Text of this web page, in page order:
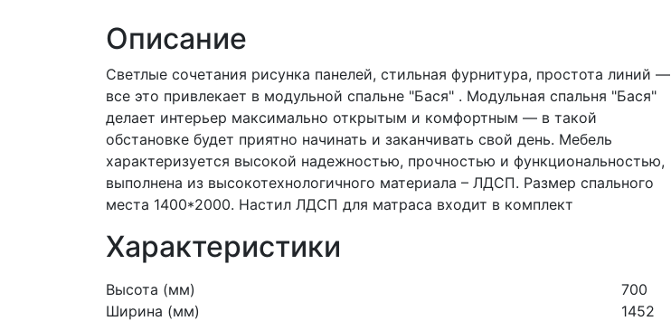
Описание
Светлые сочетания рисунка панелей, стильная фурнитура, простота линий —
все это привлекает в модульной спальне "Бася" . Модульная спальня "Бася"
делает интерьер максимально открытым и комфортным — в такой
обстановке будет приятно начинать и заканчивать свой день. Мебель
характеризуется высокой надежностью, прочностью и функциональностью,
выполнена из высокотехнологичного материала – ЛДСП. Размер спального
места 1400*2000. Настил ЛДСП для матраса входит в комплект
Характеристики
Высота (мм)
700
Ширина (мм)
1452